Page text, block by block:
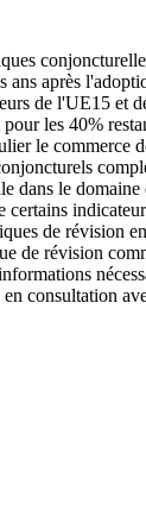
après
de l'UE15 et
les 40%
le
le
de révision
de révision
consultation